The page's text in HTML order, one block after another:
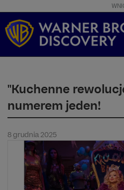
"Kuchenne
numerem jeden!
8 grudnia 2025